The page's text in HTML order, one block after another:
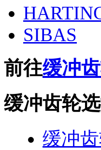
SIBAS
前往缓冲
缓冲齿轮
缓冲